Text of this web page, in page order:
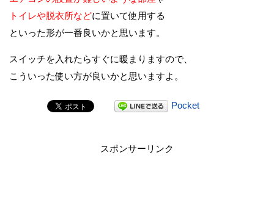
トイレや脱衣所などに置いて使用する
といった形が一番良いかと思います。
スイッチを入れたらすぐに暖まりますので、
こういった使い方が良いかと思いますよ。
Pocket
スポンサーリンク